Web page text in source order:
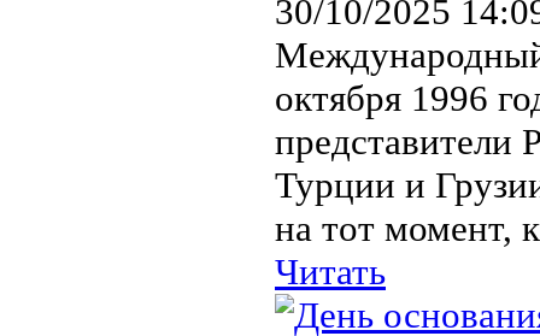
30/10/2025
октября 1996
Турции и
на тот момент,
Читать